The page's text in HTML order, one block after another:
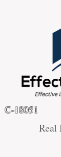
C-18051
Real